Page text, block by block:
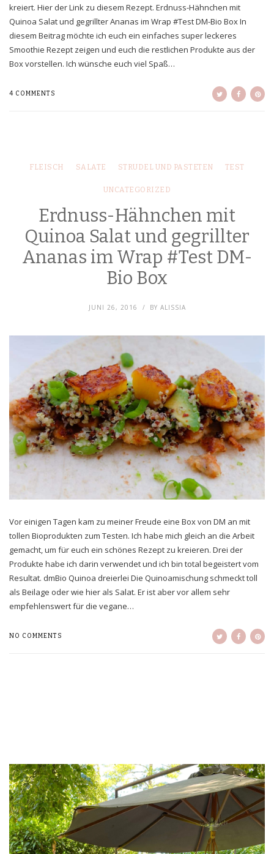
kreiert. Hier der Link zu diesem Rezept. Erdnuss-Hähnchen mit
Quinoa Salat und gegrillter Ananas im Wrap #Test DM-Bio Box In
diesem Beitrag möchte ich euch ein einfaches super leckeres
Smoothie Rezept zeigen und euch die restlichen Produkte aus der
Box vorstellen. Ich wünsche euch viel Spaß…
4 COMMENTS
FLEISCH SALATE STRUDEL UND PASTETEN TEST
UNCATEGORIZED
Erdnuss-Hähnchen mit
Quinoa Salat und gegrillter
Ananas im Wrap #Test DM-
Bio Box
JUNI 26, 2016 BY ALISSIA
Vor einigen Tagen kam zu meiner Freude eine Box von DM an mit
tollen Bioprodukten zum Testen. Ich habe mich gleich an die Arbeit
gemacht, um für euch ein schönes Rezept zu kreieren. Drei der
Produkte habe ich darin verwendet und ich bin total begeistert vom
Resultat. dmBio Quinoa dreierlei Die Quinoamischung schmeckt toll
als Beilage oder wie hier als Salat. Er ist aber vor allem sehr
empfehlenswert für die vegane…
NO COMMENTS